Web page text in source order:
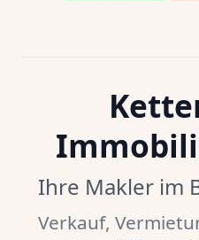
Ihre Makler im
Verkauf,